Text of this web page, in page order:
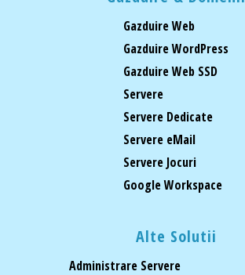
Gazduire Web
Gazduire WordPress
Gazduire Web SSD
Servere
Servere Dedicate
Servere eMail
Servere Jocuri
Google Workspace
Alte Solutii
Administrare Servere